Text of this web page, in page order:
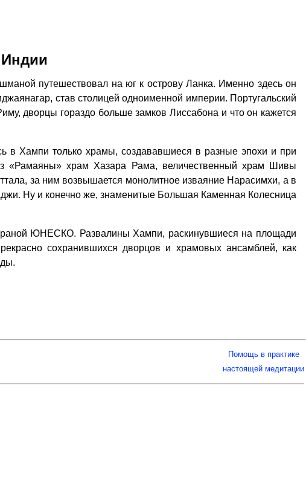
путешествовал на юг к острову Ланка. Именно здесь он
став столицей одноименной империи. Португальский
дворцы гораздо больше замков Лиссабона и что он кажется
в Хампи только храмы, создававшиеся в разные эпохи и при
«Рамаяны» храм Хазара Рама, величественный храм Шивы
за ним возвышается монолитное изваяние Нарасимхи, а в
Ну и конечно же, знаменитые Большая Каменная Колесница
ЮНЕСКО. Развалины Хампи, раскинувшиеся на площади
сохранившихся дворцов и храмовых ансамблей, как
Помощь в практике
настоящей медитации